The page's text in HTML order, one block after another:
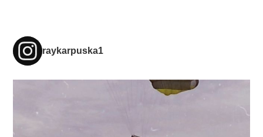
raykarpuska1